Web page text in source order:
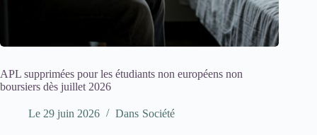
APL supprimées pour les étudiants non européens non
boursiers dès juillet 2026
Le 29 juin 2026 Dans Société